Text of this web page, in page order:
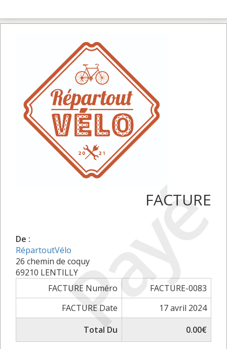
Payé
FACTURE
De :
RépartoutVélo
26 chemin de coquy
69210 LENTILLY
FACTURE Numéro
FACTURE-0083
FACTURE Date
17 avril 2024
Total Du
0.00€